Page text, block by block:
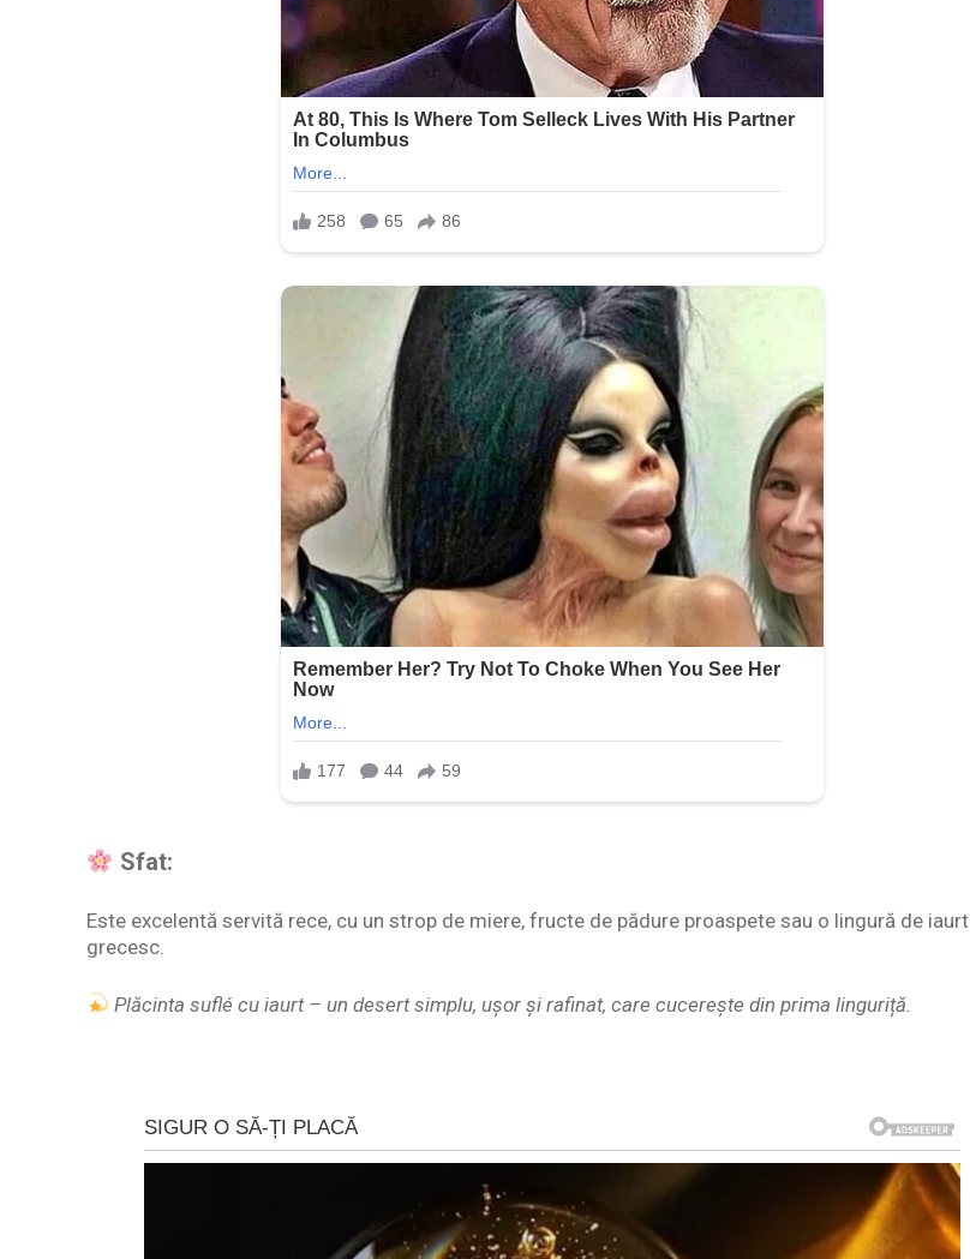
Sfat:
Este excelentă servită rece, cu un strop de miere, fructe de pădure proaspete sau o lingură de iaurt
grecesc.
Plăcinta suflé cu iaurt – un desert simplu, ușor și rafinat, care cucerește din prima linguriță.